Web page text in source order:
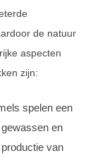
de natuur
aspecten
zijn:
spelen een
en
van